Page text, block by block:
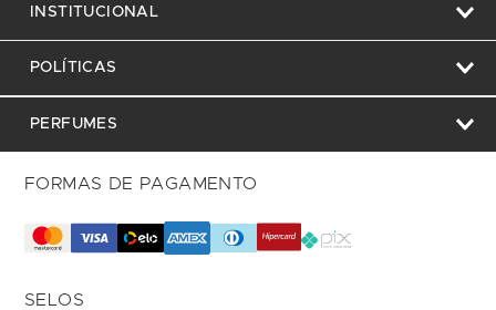
INSTITUCIONAL
POLÍTICAS
PERFUMES
FORMAS DE PAGAMENTO
SELOS